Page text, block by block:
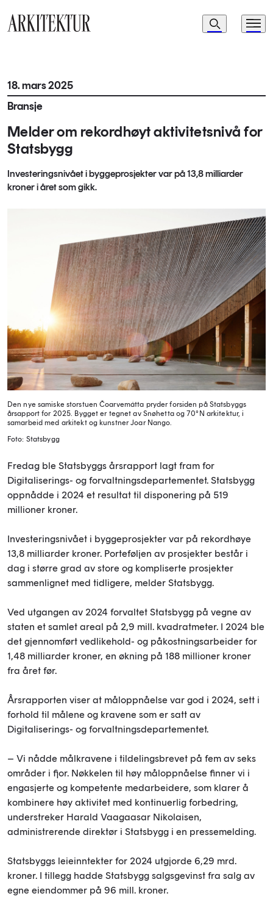
Navigasjon
Søk Meny
18. mars 2025
Bransje
Melder om rekordhøyt aktivitetsnivå for
Statsbygg
Investeringsnivået i byggeprosjekter var på 13,8 milliarder
kroner i året som gikk.
Den nye samiske storstuen Čoarvemátta pryder forsiden på Statsbyggs
årsapport for 2025. Bygget er tegnet av Snøhetta og 70°N arkitektur, i
samarbeid med arkitekt og kunstner Joar Nango.
Foto: Statsbygg
Fredag ble Statsbyggs årsrapport lagt fram for
Digitaliserings- og forvaltningsdepartementet. Statsbygg
oppnådde i 2024 et resultat til disponering på 519
millioner kroner.
Investeringsnivået i byggeprosjekter var på rekordhøye
13,8 milliarder kroner. Porteføljen av prosjekter består i
dag i større grad av store og kompliserte prosjekter
sammenlignet med tidligere, melder Statsbygg.
Ved utgangen av 2024 forvaltet Statsbygg på vegne av
staten et samlet areal på 2,9 mill. kvadratmeter. I 2024 ble
det gjennomført vedlikehold- og påkostningsarbeider for
1,48 milliarder kroner, en økning på 188 millioner kroner
fra året før.
Årsrapporten viser at måloppnåelse var god i 2024, sett i
forhold til målene og kravene som er satt av
Digitaliserings- og forvaltningsdepartementet.
– Vi nådde målkravene i tildelingsbrevet på fem av seks
områder i fjor. Nøkkelen til høy måloppnåelse finner vi i
engasjerte og kompetente medarbeidere, som klarer å
kombinere høy aktivitet med kontinuerlig forbedring,
understreker Harald Vaagaasar Nikolaisen,
administrerende direktør i Statsbygg i en pressemelding.
Statsbyggs leieinntekter for 2024 utgjorde 6,29 mrd.
kroner. I tillegg hadde Statsbygg salgsgevinst fra salg av
egne eiendommer på 96 mill. kroner.